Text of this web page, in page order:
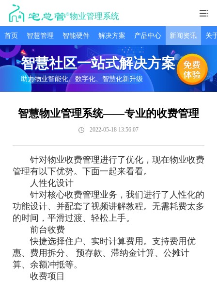
物业管理系统
首页 智慧管理 智能硬件 解决方案 产品中心 新闻资讯 关
智慧社区一站式解决方案
助力物业智能化、数字化、智慧化新升级
智慧物业管理系统——专业的收费管理
2022-05-18 13:56:07
针对物业收费管理进行了优化，现在物业收费
管理有以下优势。下面一起来看看。
人性化设计
针对核心收费管理业务，我们进行了人性化的
功能设计、并配套了视频讲解教程。无需耗费太多
的时间，平滑过渡、轻松上手。
前台收费
快捷选择住户、实时计算费用。支持费用优
惠、费用拆分、 预存款、滞纳金计算、公摊计
算、余额冲抵等。
收费项目